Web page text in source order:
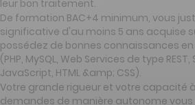
leur bon traitement.
De formation BAC+4 minimum, vous
significative d'au moins 5 ans acquise
possédez de bonnes connaissances
(PHP, MySQL, Web Services de type REST,
JavaScript, HTML &amp; CSS).
Votre grande rigueur et votre capacité
demandes de manière autonome